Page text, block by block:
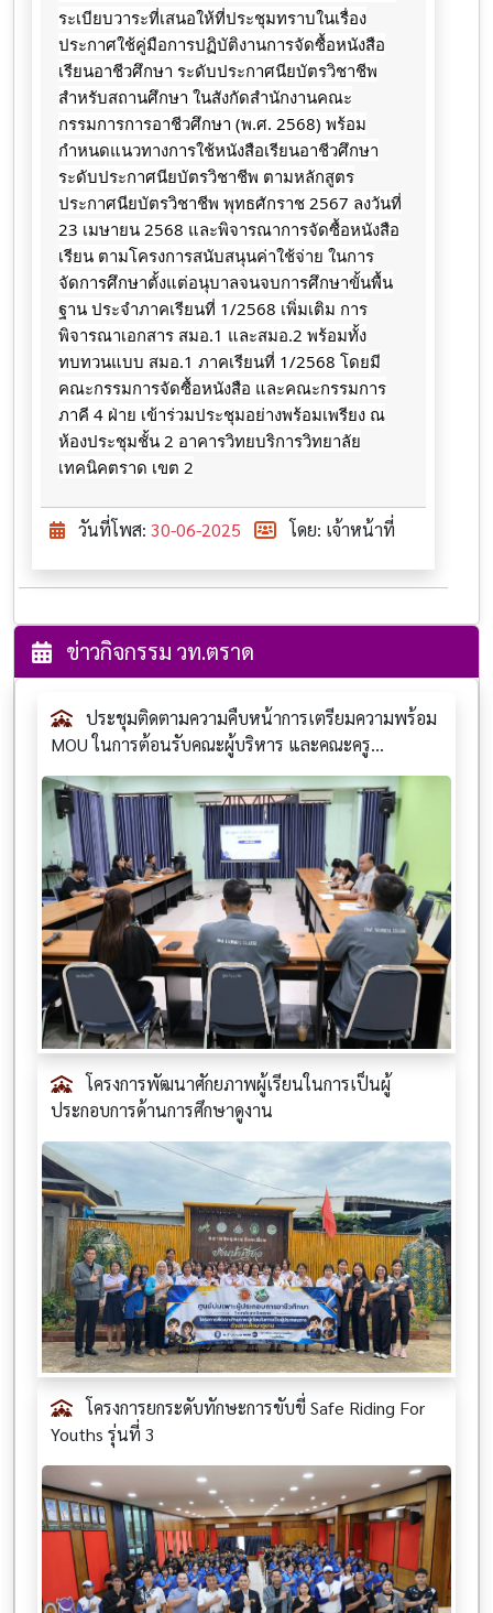
ระเบียบวาระที่เสนอให้ที่ประชุมทราบในเรื่อง
ประกาศใช้คู่มือการปฏิบัติงานการจัดซื้อหนังสือ
เรียนอาชีวศึกษา ระดับประกาศนียบัตรวิชาชีพ
สำหรับสถานศึกษา ในสังกัดสำนักงานคณะ
กรรมการการอาชีวศึกษา (พ.ศ. 2568) พร้อม
กำหนดแนวทางการใช้หนังสือเรียนอาชีวศึกษา
ระดับประกาศนียบัตรวิชาชีพ ตามหลักสูตร
ประกาศนียบัตรวิชาชีพ พุทธศักราช 2567 ลงวันที่
23 เมษายน 2568 และพิจารณาการจัดซื้อหนังสือ
เรียน ตามโครงการสนับสนุนค่าใช้จ่าย ในการ
จัดการศึกษาตั้งแต่อนุบาลจนจบการศึกษาขั้นพื้น
ฐาน ประจำภาคเรียนที่ 1/2568 เพิ่มเติม การ
พิจารณาเอกสาร สมอ.1 และสมอ.2 พร้อมทั้ง
ทบทวนแบบ สมอ.1 ภาคเรียนที่ 1/2568 โดยมี
คณะกรรมการจัดซื้อหนังสือ และคณะกรรมการ
ภาคี 4 ฝ่าย เข้าร่วมประชุมอย่างพร้อมเพรียง ณ
ห้องประชุมชั้น 2 อาคารวิทยบริการวิทยาลัย
เทคนิคตราด เขต 2
วันที่โพส: 30-06-2025 โดย: เจ้าหน้าที่
ข่าวกิจกรรม วท.ตราด
ประชุมติดตามความคืบหน้าการเตรียมความพร้อม
MOU ในการต้อนรับคณะผู้บริหาร และคณะครู...
โครงการพัฒนาศักยภาพผู้เรียนในการเป็นผู้
ประกอบการด้านการศึกษาดูงาน
โครงการยกระดับทักษะการขับขี่ Safe Riding For
Youths รุ่นที่ 3